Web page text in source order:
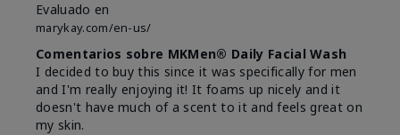
Evaluado en
marykay.com/en-us/
Comentarios sobre MKMen® Daily Facial Wash
I decided to buy this since it was specifically for men
and I'm really enjoying it! It foams up nicely and it
doesn't have much of a scent to it and feels great on
my skin.